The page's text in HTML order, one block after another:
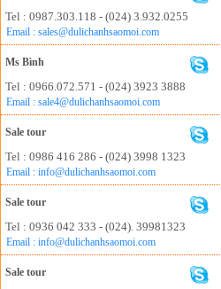
Tel : 0987.303.118 - (024) 3.932.0255
Email : sales@dulichanhsaomoi.com
Ms Bình
Tel : 0966.072.571 - (024) 3923 3888
Email : sale4@dulichanhsaomoi.com
Sale tour
Tel : 0986 416 286 - (024) 3998 1323
Email : info@dulichanhsaomoi.com
Sale tour
Tel : 0936 042 333 - (024). 39981323
Email : info@dulichanhsaomoi.com
Sale tour